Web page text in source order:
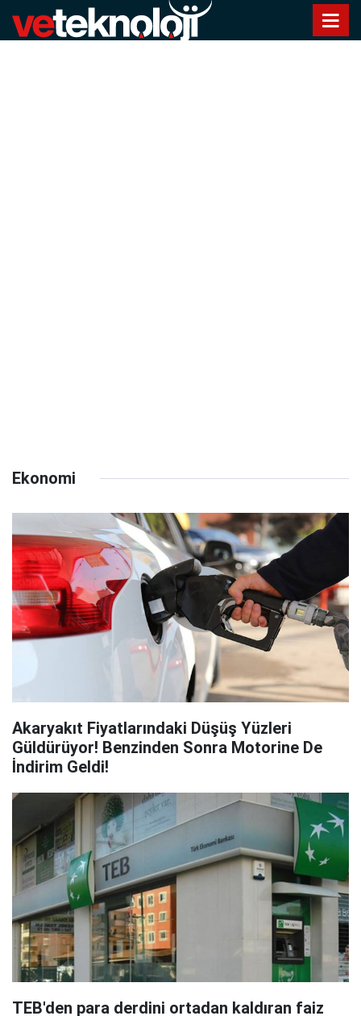
Ekonomi
Akaryakıt Fiyatlarındaki Düşüş Yüzleri
Güldürüyor! Benzinden Sonra Motorine De
İndirim Geldi!
TEB'den para derdini ortadan kaldıran faiz